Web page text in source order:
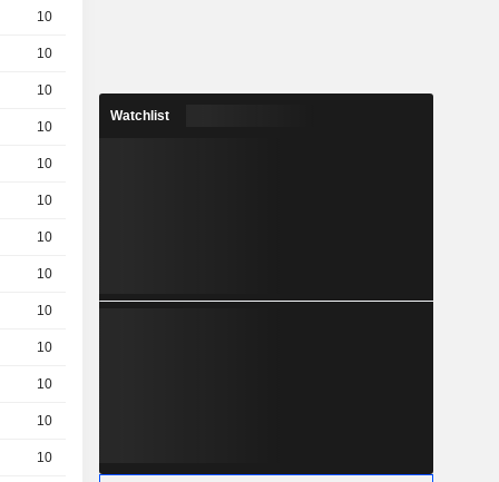
10
10
10 0,3100EUR
10
10
10
10
10
10
10
10
10
10
Watchlist